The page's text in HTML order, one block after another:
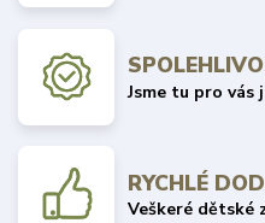
Jsme tu pro vás
RYCHLÉ
Veškeré dětské